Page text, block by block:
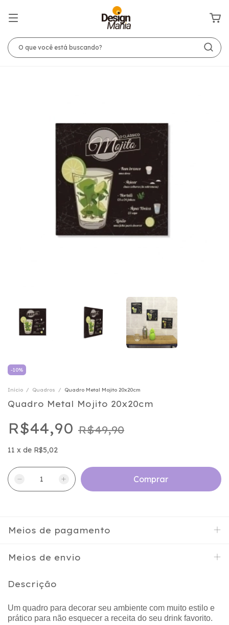
-10%
Início / Quadros / Quadro Metal Mojito 20x20cm
Quadro Metal Mojito 20x20cm
R$44,90 R$49,90
11 x de R$5,02
Meios de pagamento
Meios de envio
Descrição
Um quadro para decorar seu ambiente com muito estilo e
prático para não esquecer a receita do seu drink favorito.